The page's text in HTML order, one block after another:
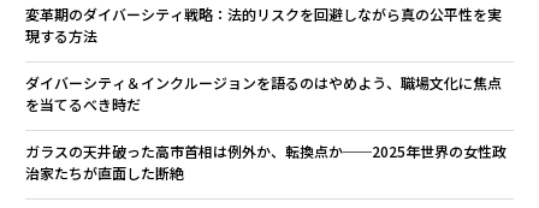
変革期のダイバーシティ戦略：法的リスクを回避しながら真の公平性を実
現する方法
ダイバーシティ＆インクルージョンを語るのはやめよう、職場文化に焦点
を当てるべき時だ
ガラスの天井破った高市首相は例外か、転換点か──2025年世界の女性政
治家たちが直面した断絶